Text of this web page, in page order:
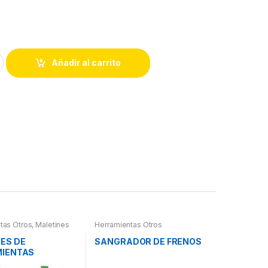
Añadir al carrito
Otros, Maletines
otros
DE
Herramientas Otros
SANGRADOR DE FRENOS